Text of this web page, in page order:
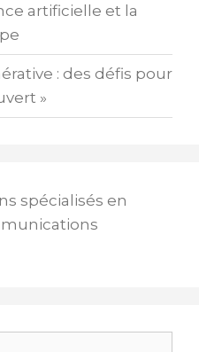
artificielle et la
: des défis pour
»
spécialisés en